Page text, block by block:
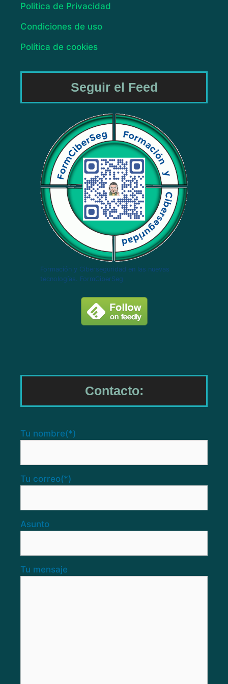
Politica de Privacidad
Condiciones de uso
Política de cookies
Seguir el Feed
Formación y Ciberseguridad en las nuevas
tecnologías. FormCiberSeg
Contacto:
Tu nombre(*)
Tu correo(*)
Asunto
Tu mensaje